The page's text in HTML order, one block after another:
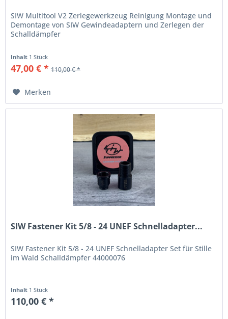
SIW Multitool V2 Zerlegewerkzeug Reinigung Montage und
Demontage von SIW Gewindeadaptern und Zerlegen der
Schalldämpfer
Inhalt 1 Stück
47,00 € * 110,00 € *
Merken
SIW Fastener Kit 5/8 - 24 UNEF Schnelladapter...
SIW Fastener Kit 5/8 - 24 UNEF Schnelladapter Set für Stille
im Wald Schalldämpfer 44000076
Inhalt 1 Stück
110,00 € *